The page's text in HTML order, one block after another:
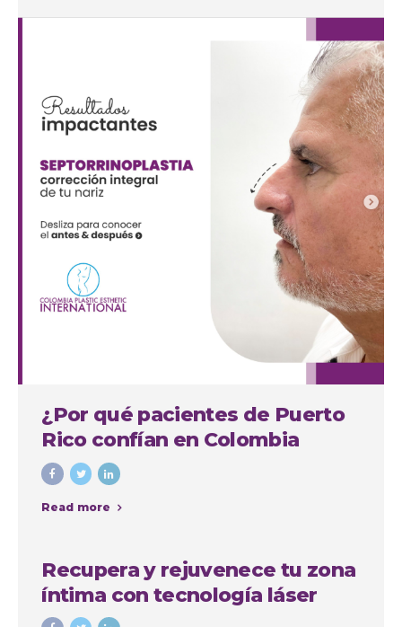
¿Por qué pacientes de Puerto
Rico confían en Colombia
Plastic para su septorinoplastia
en Medellín?
Read more
Recupera y rejuvenece tu zona
íntima con tecnología láser